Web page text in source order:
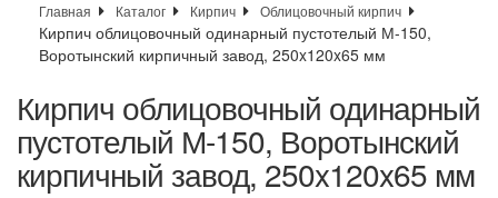
Главная Каталог Кирпич Облицовочный кирпич
Кирпич облицовочный одинарный пустотелый М-150,
Воротынский кирпичный завод, 250x120x65 мм
Кирпич облицовочный одинарный
пустотелый М-150, Воротынский
кирпичный завод, 250x120x65 мм